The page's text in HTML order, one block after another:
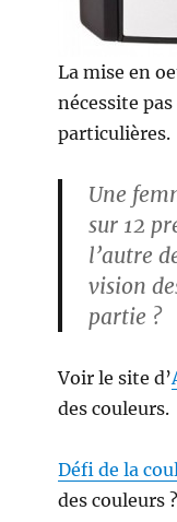
La mise en
nécessite
particulières.
Une
sur 12
l’autre
vision
partie ?
Voir le site d’
des couleurs.
Défi de la
des couleurs ?